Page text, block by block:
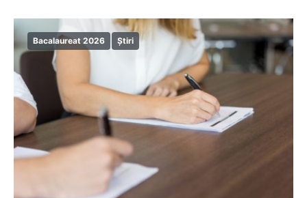
Bacalaureat 2026 Știri